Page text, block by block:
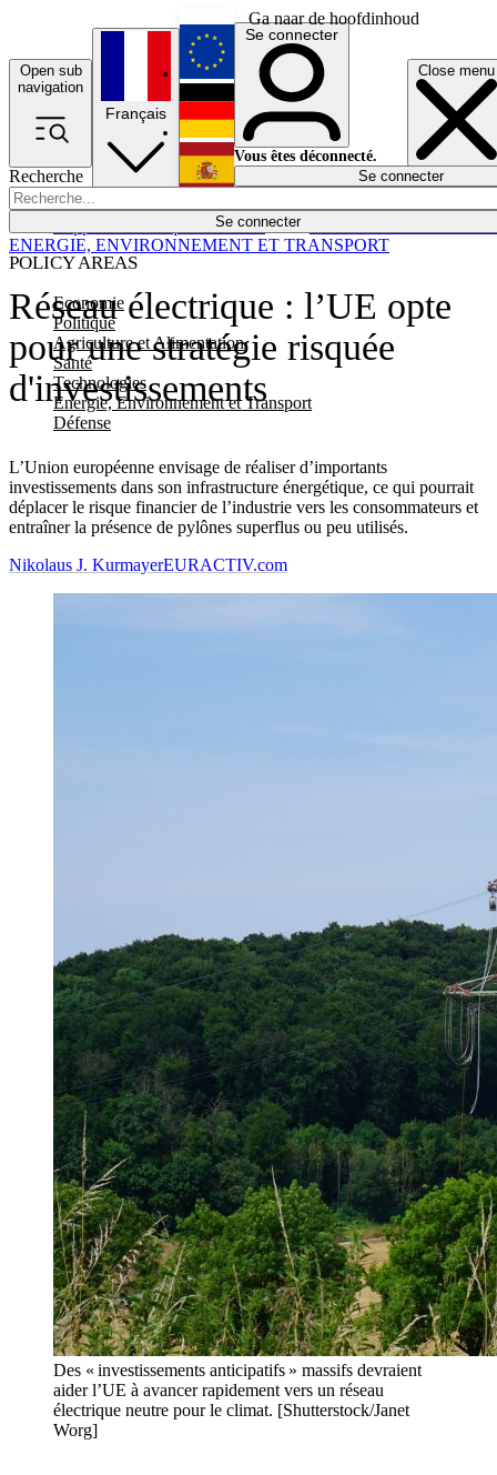
Ga naar de hoofdinhoud
Open sub
navigation
Close menu
Recherche
Se connecter
POLICY AREAS
Economie
Politique
Agriculture et Alimentation
Santé
Technologies
Energie, Environnement et Transport
Défense
Économie
Français
English
Deutsch
Español
Se connecter
Vous êtes déconnecté.
Se connecter
Réseau électrique : l’UE opte
pour une stratégie risquée
d'investissements
L’Union européenne envisage de réaliser d’importants
investissements dans son infrastructure énergétique, ce qui pourrait
déplacer le risque financier de l’industrie vers les consommateurs et
entraîner la présence de pylônes superflus ou peu utilisés.
ENERGIE, ENVIRONNEMENT ET TRANSPORT
Nikolaus J. KurmayerEURACTIV.com
Des « investissements anticipatifs » massifs devraient
aider l’UE à avancer rapidement vers un réseau
électrique neutre pour le climat. [Shutterstock/Janet
Worg]